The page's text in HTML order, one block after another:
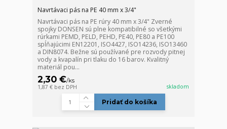
Navrtávaci pás na PE 40 mm x 3/4"
Navrtávaci pás na PE rúry 40 mm x 3/4" Zverné
spojky DONSEN sú plne kompatibilné so všetkými
rúrkami PEMD, PELD, PEHD, PE40, PE80 a PE100
spĺňajúcimi EN12201, ISO4427, ISO14236, ISO13460
a DIN8074. Bežne sú používané pre rozvody pitnej
vody a kvapalín pri tlaku do 16 barov. Kvalitný
materiál pou...
2,30 €/ks
1,87 € bez DPH skladom
Pridať do košíka